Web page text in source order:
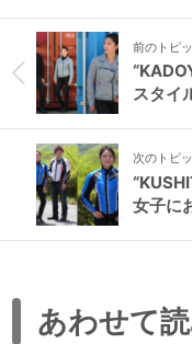
前のトピ
スタイ
次のトピ
女子に
あわせて